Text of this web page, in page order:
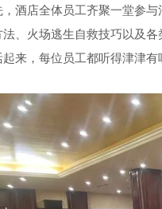
，酒店全体员工齐聚一堂参
法、火场逃生自救技巧以及
起来，每位员工都听得津津